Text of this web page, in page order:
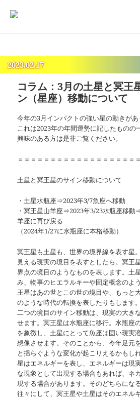
2023.02.17
コラム：3月の土星と冥王
ン（星座）移動について
今年の3月インパクトの強い星の動きがあ
これは2023年の年間運勢に記したものの
興味のある方は是非ご覧ください。
＝＝＝＝＝＝＝＝＝＝＝＝＝＝＝＝＝＝
土星と冥王星のサイン移動について
・土星水瓶座⇒2023年3/7魚座へ移動
・冥王星山羊座⇒2023年3/23水瓶座移
羊座に再び戻る
（2024年1/27に水瓶座に本格移動）
冥王星も土星も、世界の境界線を表す星
見える現実の境目を表すとしたら。冥王
界点の境目のようなものを表します。土
み、物事のヒエラルキーや固定概念のよ
王星はあの世とこの世の境目や、もっと
のような時代の転換を表したりもします。
二つの境目のサイン移動は、現実の大き
せます。冥王星は水瓶座に移行。水瓶座
を象徴し、土星にとって魚座は固い現実
想像させます。そのことから、今年足元
と揺らぐような変化が起こりえるかもし
星はエネルギーを表し、エネルギーは現
な現象として出現する場合もあれば、ネ
現する場合があります。そのどちらにな
往々にして、冥王星や土星はそのエネル